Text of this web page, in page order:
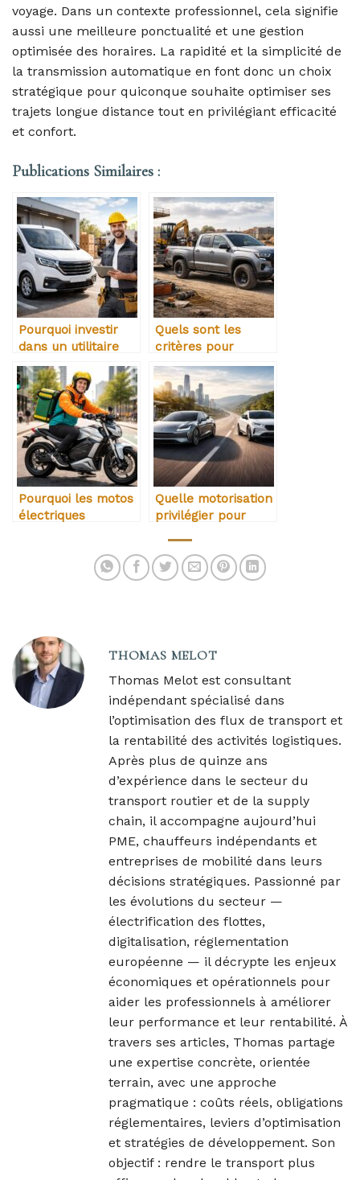
voyage. Dans un contexte professionnel, cela signifie
aussi une meilleure ponctualité et une gestion
optimisée des horaires. La rapidité et la simplicité de
la transmission automatique en font donc un choix
stratégique pour quiconque souhaite optimiser ses
trajets longue distance tout en privilégiant efficacité
et confort.
Publications Similaires :
Pourquoi investir
dans un utilitaire
récent améliore la
rentabilité
Quels sont les
critères pour
choisir un pick-up
professionnel
Pourquoi les motos
électriques
Quelle motorisation
privilégier pour
THOMAS MELOT
Thomas Melot est consultant
indépendant spécialisé dans
l’optimisation des flux de transport et
la rentabilité des activités logistiques.
Après plus de quinze ans
d’expérience dans le secteur du
transport routier et de la supply
chain, il accompagne aujourd’hui
PME, chauffeurs indépendants et
entreprises de mobilité dans leurs
décisions stratégiques. Passionné par
les évolutions du secteur —
électrification des flottes,
digitalisation, réglementation
européenne — il décrypte les enjeux
économiques et opérationnels pour
aider les professionnels à améliorer
leur performance et leur rentabilité. À
travers ses articles, Thomas partage
une expertise concrète, orientée
terrain, avec une approche
pragmatique : coûts réels, obligations
réglementaires, leviers d’optimisation
et stratégies de développement. Son
objectif : rendre le transport plus